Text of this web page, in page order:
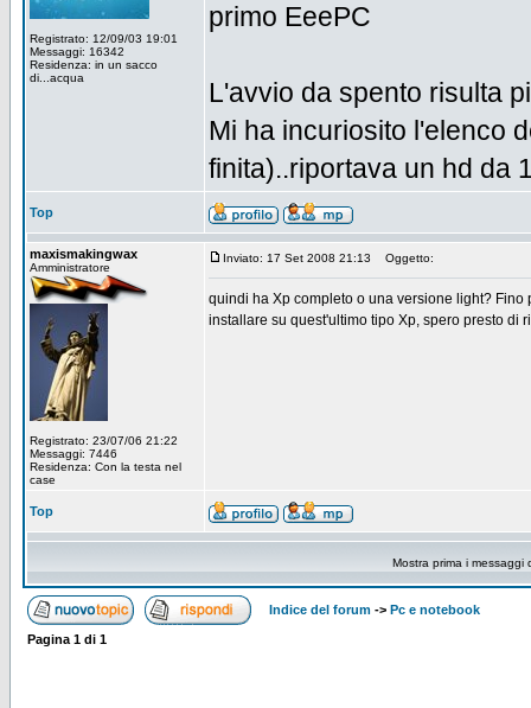
Registrato: 12/09/03 19:01
Messaggi: 16342
Residenza: in un sacco
di...acqua
primo EeePC
L'avvio da spento risulta
Mi ha incuriosito l'elenco
finita)..riportava un hd da
Top
maxismakingwax
Amministratore
Registrato: 23/07/06 21:22
Messaggi: 7446
Residenza: Con la testa nel
case
Inviato: 17 Set 2008 21:13 Oggetto:
quindi ha Xp completo o una versione light?
installare su quest'ultimo tipo Xp, spero presto di
Top
Mostra prima i messaggi
Indice del forum -> Pc e notebook
Pagina 1 di 1